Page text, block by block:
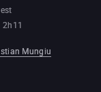
2h11
Mungiu